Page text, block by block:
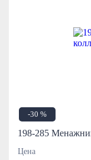
-30 %
198-285
Цена